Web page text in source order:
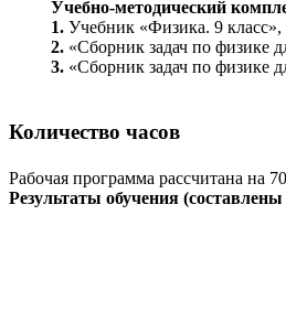
Учебно-методический
1.Учебник «Физика. 9
2.«Сборник задач по физике
3. «Сборник задач по физике
Количество часов
Рабочая программа рассчитана на
Результаты обучения